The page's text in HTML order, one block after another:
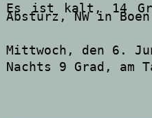
Es ist kalt, 14
Absturz, NW in
Mittwoch, den 6.
Nachts 9 Grad,